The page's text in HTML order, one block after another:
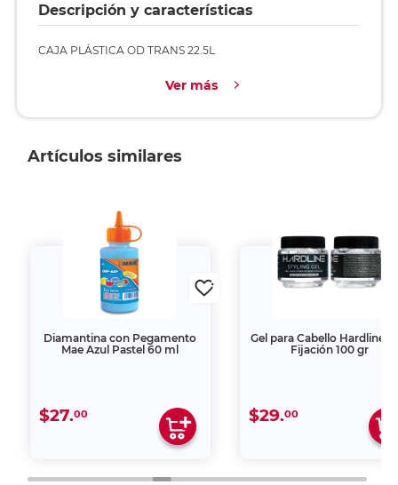
Descripción y características
CAJA PLÁSTICA OD TRANS 22.5L
Ver más
Artículos similares
Diamantina con Pegamento
Mae Azul Pastel 60 ml
$27.00
Gel para Cabello Hardline
Fijación 100 gr
$29.00